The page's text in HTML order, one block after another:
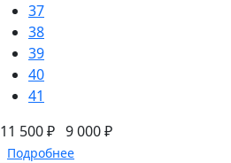
37
38
39
40
41
11 500 ₽ 9 000 ₽
Подробнее